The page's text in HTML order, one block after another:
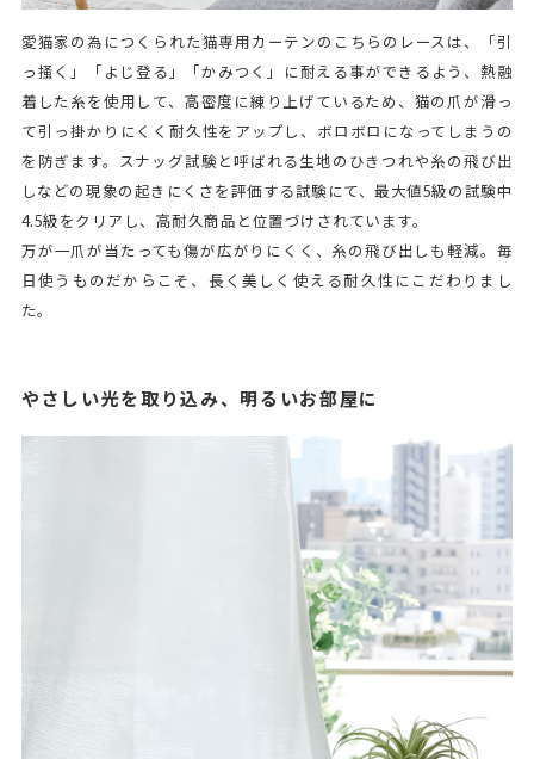
愛猫家の為につくられた猫専用カーテンのこちらのレースは、「引
っ掻く」「よじ登る」「かみつく」に耐える事ができるよう、熱融
着した糸を使用して、高密度に練り上げているため、猫の爪が滑っ
て引っ掛かりにくく耐久性をアップし、ボロボロになってしまうの
を防ぎます。スナッグ試験と呼ばれる生地のひきつれや糸の飛び出
しなどの現象の起きにくさを評価する試験にて、最大値5級の試験中
4.5級をクリアし、高耐久商品と位置づけされています。
万が一爪が当たっても傷が広がりにくく、糸の飛び出しも軽減。毎
日使うものだからこそ、長く美しく使える耐久性にこだわりまし
た。
やさしい光を取り込み、明るいお部屋に